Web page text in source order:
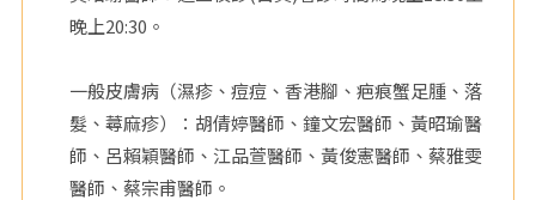
晚上20:30。
一般皮膚病（濕疹、痘痘、香港腳、疤痕蟹足腫、落
髮、蕁麻疹）：胡倩婷醫師、鐘文宏醫師、黃昭瑜醫
師、呂賴穎醫師、江品萱醫師、黃俊憲醫師、蔡雅雯
醫師、蔡宗甫醫師。